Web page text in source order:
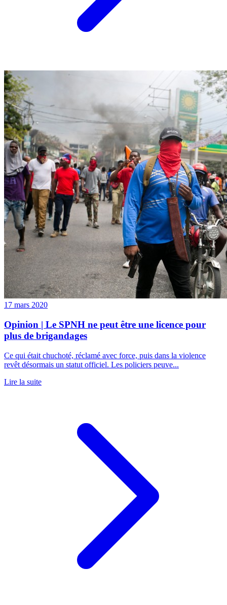
17 mars 2020
Opinion | Le SPNH ne peut être une licence pour
plus de brigandages
Ce qui était chuchoté, réclamé avec force, puis dans la violence
revêt désormais un statut officiel. Les policiers peuve...
Lire la suite